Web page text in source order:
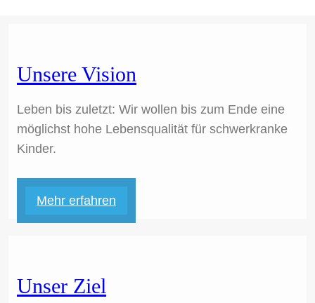
Unsere Vision
Leben bis zuletzt: Wir wollen bis zum Ende eine
möglichst hohe Lebensqualität für schwerkranke
Kinder.
Mehr erfahren
Unser Ziel